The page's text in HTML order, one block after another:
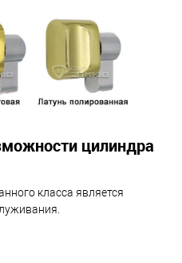
цилиндра
класса является